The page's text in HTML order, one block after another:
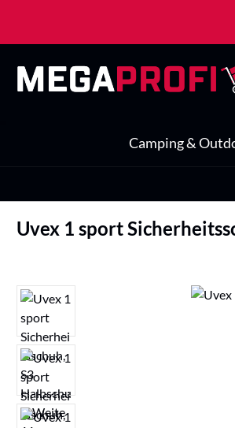
Camping &
Uvex 1 sport
Bildergalerie überspringen